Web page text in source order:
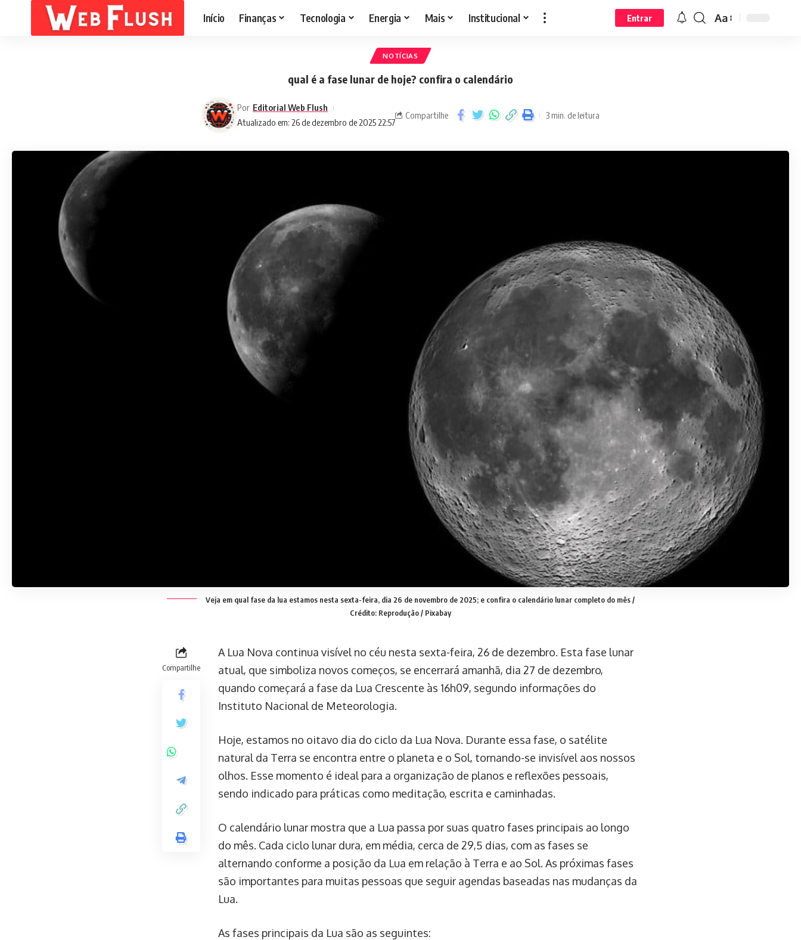
Início Finanças Tecnologia Energia Mais Institucional Entrar Aa
NOTÍCIAS
qual é a fase lunar de hoje? confira o calendário
Atualizado em: 26 de dezembro de 2025 22:57
Por Editorial Web Flush
Compartilhe 3 min. de leitura
Veja em qual fase da lua estamos nesta sexta-feira, dia 26 de novembro de 2025; e confira o calendário lunar completo do mês/
Crédito: Reprodução / Pixabay
Compartilhe
A Lua Nova continua visível no céu nesta sexta-feira, 26 de dezembro. Esta fase lunar
atual, que simboliza novos começos, se encerrará amanhã, dia 27 de dezembro,
quando começará a fase da Lua Crescente às 16h09, segundo informações do
Instituto Nacional de Meteorologia.
Hoje, estamos no oitavo dia do ciclo da Lua Nova. Durante essa fase, o satélite
natural da Terra se encontra entre o planeta e o Sol, tornando-se invisível aos nossos
olhos. Esse momento é ideal para a organização de planos e reflexões pessoais,
sendo indicado para práticas como meditação, escrita e caminhadas.
O calendário lunar mostra que a Lua passa por suas quatro fases principais ao longo
do mês. Cada ciclo lunar dura, em média, cerca de 29,5 dias, com as fases se
alternando conforme a posição da Lua em relação à Terra e ao Sol. As próximas fases
são importantes para muitas pessoas que seguir agendas baseadas nas mudanças da
Lua.
As fases principais da Lua são as seguintes: